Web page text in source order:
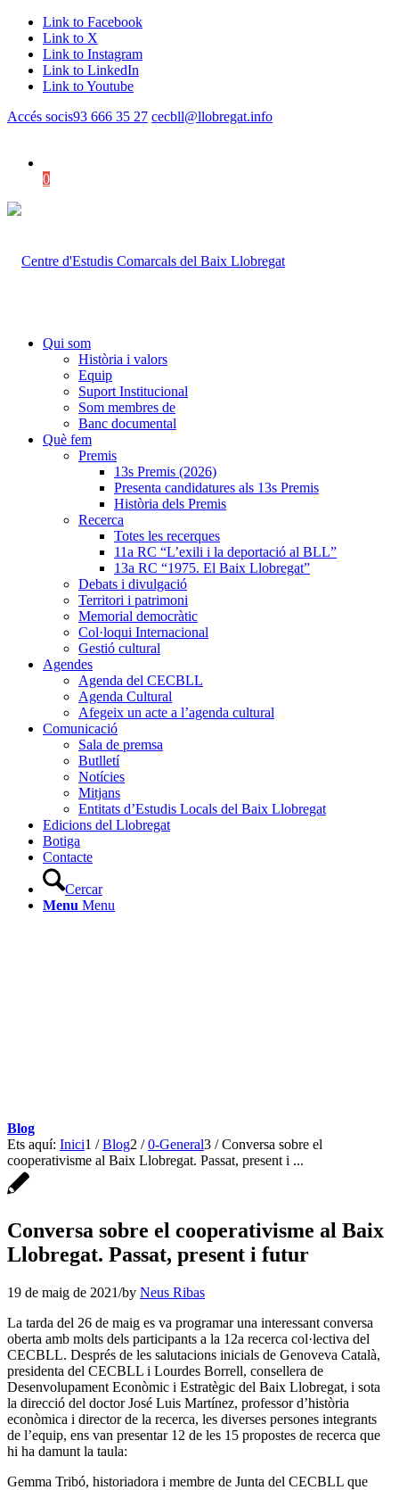
Link to Facebook
Link to X
Link to Instagram
Link to LinkedIn
Link to Youtube
Accés socis93 666 35 27 cecbll@llobregat.info
0
Qui som
Història i valors
Equip
Suport Institucional
Som membres de
Banc documental
Què fem
Premis
13s Premis (2026)
Presenta candidatures als 13s Premis
Història dels Premis
Recerca
Totes les recerques
11a RC “L’exili i la deportació al BLL”
13a RC “1975. El Baix Llobregat”
Debats i divulgació
Territori i patrimoni
Memorial democràtic
Col·loqui Internacional
Gestió cultural
Agendes
Agenda del CECBLL
Agenda Cultural
Afegeix un acte a l’agenda cultural
Comunicació
Sala de premsa
Butlletí
Notícies
Mitjans
Entitats d’Estudis Locals del Baix Llobregat
Edicions del Llobregat
Botiga
Contacte
Cercar
Menu Menu
Blog
Ets aquí: Inici1 / Blog2 / 0-General3 / Conversa sobre el
cooperativisme al Baix Llobregat. Passat, present i ...
Conversa sobre el cooperativisme al Baix
Llobregat. Passat, present i futur
19 de maig de 2021/by Neus Ribas
La tarda del 26 de maig es va programar una interessant conversa
oberta amb molts dels participants a la 12a recerca col·lectiva del
CECBLL. Després de les salutacions inicials de Genoveva Català,
presidenta del CECBLL i Lourdes Borrell, consellera de
Desenvolupament Econòmic i Estratègic del Baix Llobregat, i sota
la direcció del doctor José Luis Martínez, professor d’història
econòmica i director de la recerca, les diverses persones integrants
de l’equip, ens van presentar 12 de les 15 propostes de recerca que
hi ha damunt la taula:
Gemma Tribó, historiadora i membre de Junta del CECBLL que